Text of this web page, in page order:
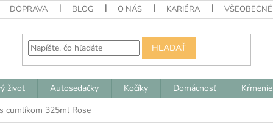
DOPRAVA BLOG O NÁS KARIÉRA
HĽADAŤ
život Autosedačky Kočíky Domácnosť
cumlíkom 325ml Rose